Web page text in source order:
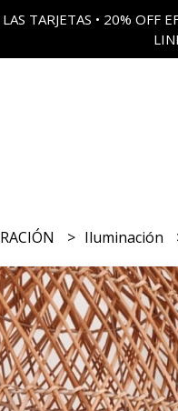
TARJETAS • 20% OFF
Iluminación